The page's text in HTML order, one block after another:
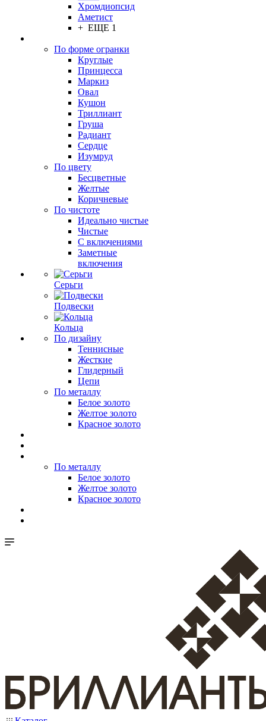
Хромдиопсид
Аметист
+ ЕЩЕ 1
По форме огранки
Круглые
Принцесса
Маркиз
Овал
Кушон
Триллиант
Груша
Радиант
Сердце
Изумруд
По цвету
Бесцветные
Желтые
Коричневые
По чистоте
Идеально чистые
Чистые
С включениями
Заметные
включения
Серьги
Подвески
Кольца
По дизайну
Теннисные
Жесткие
Глидерный
Цепи
По металлу
Белое золото
Желтое золото
Красное золото
По металлу
Белое золото
Желтое золото
Красное золото